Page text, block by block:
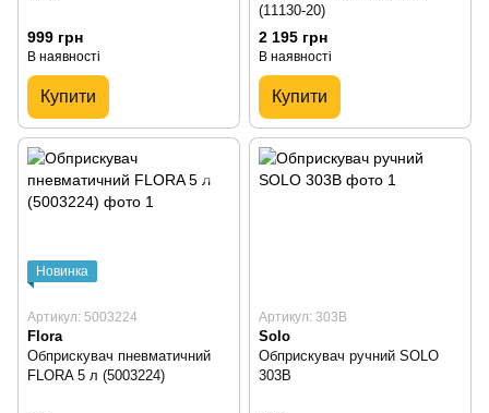
999 грн
В наявності
Купити
(11130-20)
2 195 грн
В наявності
Купити
Новинка
Артикул: 5003224
Flora
Обприскувач пневматичний
FLORA 5 л (5003224)
Артикул: 303B
Solo
Обприскувач ручний SOLO
303B